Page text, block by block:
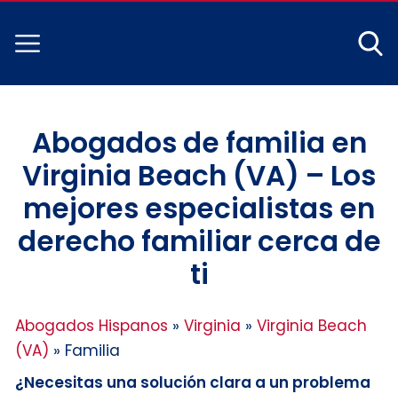
Abogados de familia en
Virginia Beach (VA) – Los
mejores especialistas en
derecho familiar cerca de
ti
Abogados Hispanos » Virginia » Virginia Beach
(VA) » Familia
¿Necesitas una solución clara a un problema